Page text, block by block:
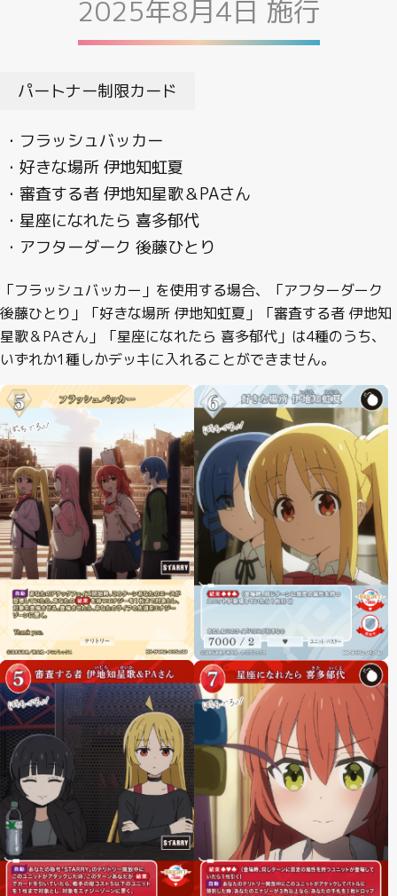
2025年8月4日 施行
パートナー制限カード
・フラッシュバッカー
・好きな場所 伊地知虹夏
・審査する者 伊地知星歌＆PAさん
・星座になれたら 喜多郁代
・アフターダーク 後藤ひとり
「フラッシュバッカー」を使用する場合、「アフターダーク
後藤ひとり」「好きな場所 伊地知虹夏」「審査する者 伊地知
星歌＆PAさん」「星座になれたら 喜多郁代」は4種のうち、
いずれか1種しかデッキに入れることができません。